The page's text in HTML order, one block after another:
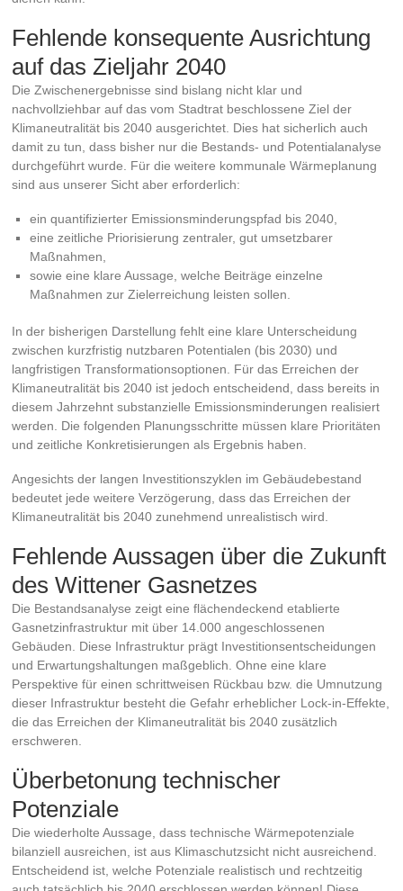
Fehlende konsequente Ausrichtung
auf das Zieljahr 2040
Die Zwischenergebnisse sind bislang nicht klar und
nachvollziehbar auf das vom Stadtrat beschlossene Ziel der
Klimaneutralität bis 2040 ausgerichtet. Dies hat sicherlich auch
damit zu tun, dass bisher nur die Bestands- und Potentialanalyse
durchgeführt wurde. Für die weitere kommunale Wärmeplanung
sind aus unserer Sicht aber erforderlich:
ein quantifizierter Emissionsminderungspfad bis 2040,
eine zeitliche Priorisierung zentraler, gut umsetzbarer
Maßnahmen,
sowie eine klare Aussage, welche Beiträge einzelne
Maßnahmen zur Zielerreichung leisten sollen.
In der bisherigen Darstellung fehlt eine klare Unterscheidung
zwischen kurzfristig nutzbaren Potentialen (bis 2030) und
langfristigen Transformationsoptionen. Für das Erreichen der
Klimaneutralität bis 2040 ist jedoch entscheidend, dass bereits in
diesem Jahrzehnt substanzielle Emissionsminderungen realisiert
werden. Die folgenden Planungsschritte müssen klare Prioritäten
und zeitliche Konkretisierungen als Ergebnis haben.
Angesichts der langen Investitionszyklen im Gebäudebestand
bedeutet jede weitere Verzögerung, dass das Erreichen der
Klimaneutralität bis 2040 zunehmend unrealistisch wird.
Fehlende Aussagen über die Zukunft
des Wittener Gasnetzes
Die Bestandsanalyse zeigt eine flächendeckend etablierte
Gasnetzinfrastruktur mit über 14.000 angeschlossenen
Gebäuden. Diese Infrastruktur prägt Investitionsentscheidungen
und Erwartungshaltungen maßgeblich. Ohne eine klare
Perspektive für einen schrittweisen Rückbau bzw. die Umnutzung
dieser Infrastruktur besteht die Gefahr erheblicher Lock-in-Effekte,
die das Erreichen der Klimaneutralität bis 2040 zusätzlich
erschweren.
Überbetonung technischer
Potenziale
Die wiederholte Aussage, dass technische Wärmepotenziale
bilanziell ausreichen, ist aus Klimaschutzsicht nicht ausreichend.
Entscheidend ist, welche Potenziale realistisch und rechtzeitig